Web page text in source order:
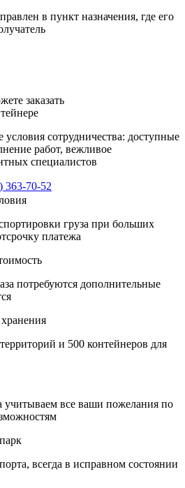
в пункт назначения, где его
заказать
сотрудничества: доступные
работ, вежливое
специалистов
363-70-52
груза при больших
платежа
потребуются дополнительные
и 500 контейнеров для
учитываем все ваши пожелания по
всегда в исправном состоянии